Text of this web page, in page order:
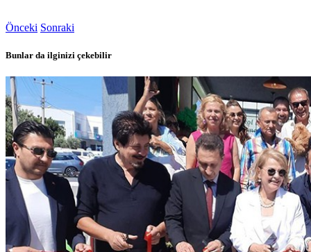
Önceki Sonraki
Bunlar da ilginizi çekebilir